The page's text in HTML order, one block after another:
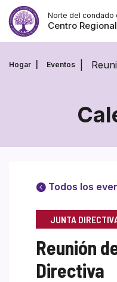
Saltar
contenido
Norte del condado
Centro Regional
Hogar Eventos
Todos los
JUNTA
Reunión
Directiva